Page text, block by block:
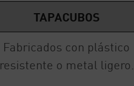
TAPACUBOS
Fabricados con plástico
resistente o metal ligero.